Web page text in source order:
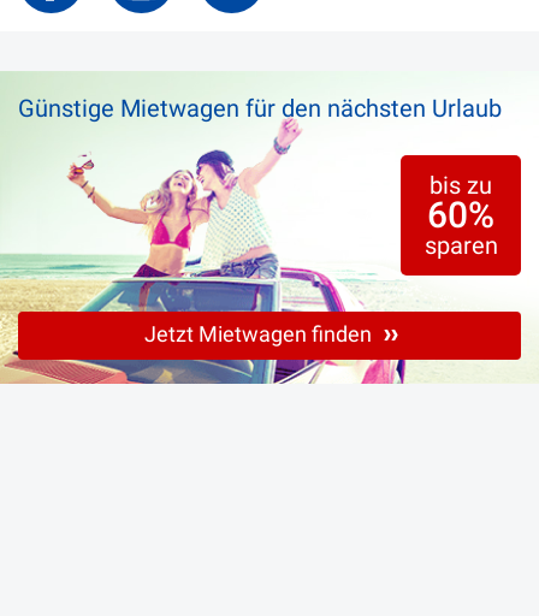
Günstige Mietwagen für den nächsten Urlaub
bis zu
60%
sparen
Jetzt Mietwagen finden